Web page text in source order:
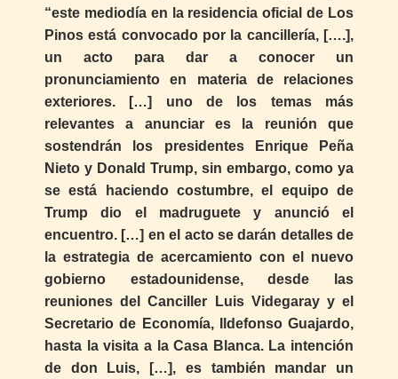
“este mediodía en la residencia oficial de Los
Pinos está convocado por la cancillería, [….],
un acto para dar a conocer un
pronunciamiento en materia de relaciones
exteriores. […] uno de los temas más
relevantes a anunciar es la reunión que
sostendrán los presidentes Enrique Peña
Nieto y Donald Trump, sin embargo, como ya
se está haciendo costumbre, el equipo de
Trump dio el madruguete y anunció el
encuentro. […] en el acto se darán detalles de
la estrategia de acercamiento con el nuevo
gobierno estadounidense, desde las
reuniones del Canciller Luis Videgaray y el
Secretario de Economía, Ildefonso Guajardo,
hasta la visita a la Casa Blanca. La intención
de don Luis, […], es también mandar un